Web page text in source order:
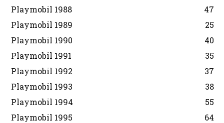
Playmobil 1988
47
Playmobil 1989
25
Playmobil 1990
40
Playmobil 1991
35
Playmobil 1992
37
Playmobil 1993
38
Playmobil 1994
55
Playmobil 1995
64